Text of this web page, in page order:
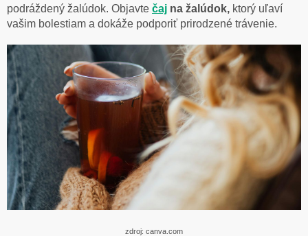
podráždený žalúdok. Objavte čaj na žalúdok, ktorý uľaví
vašim bolestiam a dokáže podporiť prirodzené trávenie.
zdroj: canva.com